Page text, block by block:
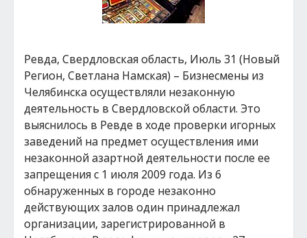
Ревда, Свердловская область, Июль 31 (Новый
Регион, Светлана Намская) – Бизнесмены из
Челябинска осуществляли незаконную
деятельность в Свердловской области. Это
выяснилось в Ревде в ходе проверки игорных
заведений на предмет осуществления ими
незаконной азартной деятельности после ее
запрещения с 1 июля 2009 года. Из 6
обнаруженных в городе незаконно
действующих залов один принадлежал
организации, зарегистрированной в